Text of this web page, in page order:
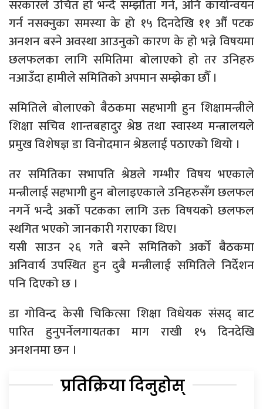
सरकारले उचित हो भन्दै सम्झौता गर्ने, अनि कार्यान्वयन
गर्न नसक्नुका समस्या के हो १५ दिनदेखि ११ औँ पटक
अनशन बस्ने अवस्था आउनुको कारण के हो भन्ने विषयमा
छलफलका लागि समितिमा बोलाएको हो तर उनिहरु
नआउँदा हामीले समितिको अपमान सम्झेका छौँ ।
समितिले बोलाएको बैठकमा सहभागी हुन शिक्षामन्त्रीले
शिक्षा सचिव शान्तबहादुर श्रेष्ठ तथा स्वास्थ्य मन्त्रालयले
प्रमुख विशेषज्ञ डा विनोदमान श्रेष्ठलाई पठाएको थियो ।
तर समितिका सभापति श्रेष्ठले गम्भीर विषय भएकाले
मन्त्रीलाई सहभागी हुन बोलाइएकाले उनिहरुसँग छलफल
नगर्ने भन्दै अर्को पटकका लागि उक्त विषयको छलफल
स्थगित भएको जानकारी गराएका थिए।
यसी साउन २६ गते बस्ने समितिको अर्को बैठकमा
अनिवार्य उपस्थित हुन दुबै मन्त्रीलाई समितिले निर्देशन
पनि दिएको छ ।
डा गोविन्द केसी चिकित्सा शिक्षा विधेयक संसद् बाट
पारित हुनुपर्नेलगायतका माग राखी १५ दिनदेखि
अनशनमा छन ।
प्रतिक्रिया दिनुहोस्